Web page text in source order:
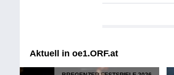
Komponist/
Titel: ". heraus in
Bärbel
Solist/Solistin:
Aktuell in oe1.ORF.at